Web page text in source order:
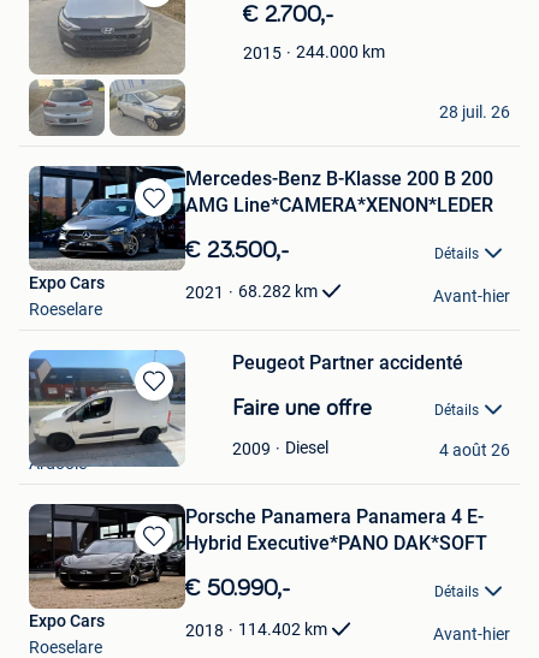
Sauvegarder
dans
Mes
Favoris
€ 2.700,-
2015 244.000 km
Fabian
Ath
28 juil. 26
Sauvegarder
dans
Mes
Mercedes-Benz B-Klasse 200 B 200
AMG Line*CAMERA*XENON*LEDER
€ 23.500,- Détails
2021 68.282 km
Expo Cars
Roeselare
Avant-hier
Sauvegarder
dans
Mes
Favoris
Peugeot Partner accidenté
Faire une offre Détails
2009 Diesel
I69Y
Ardooie
4 août 26
Sauvegarder
dans
Mes
Porsche Panamera Panamera 4 E-
Hybrid Executive*PANO DAK*SOFT
€ 50.990,- Détails
2018 114.402 km
Expo Cars
Roeselare
Avant-hier